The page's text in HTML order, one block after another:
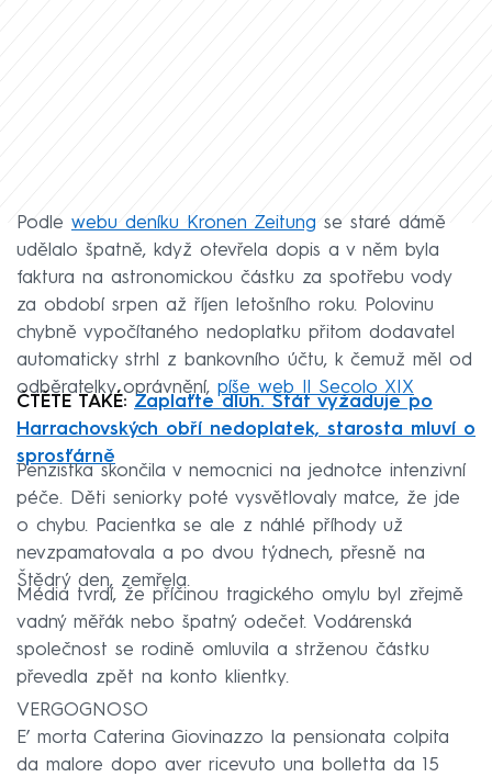
Podle webu deníku Kronen Zeitung se staré dámě
udělalo špatně, když otevřela dopis a v něm byla
faktura na astronomickou částku za spotřebu vody
za období srpen až říjen letošního roku. Polovinu
chybně vypočítaného nedoplatku přitom dodavatel
automaticky strhl z bankovního účtu, k čemuž měl od
odběratelky oprávnění, píše web Il Secolo XIX
ČTĚTE TAKÉ: Zaplaťte dluh. Stát vyžaduje po
Harrachovských obří nedoplatek, starosta mluví o
sprosťárně
Penzistka skončila v nemocnici na jednotce intenzivní
péče. Děti seniorky poté vysvětlovaly matce, že jde
o chybu. Pacientka se ale z náhlé příhody už
nevzpamatovala a po dvou týdnech, přesně na
Štědrý den, zemřela.
Média tvrdí, že příčinou tragického omylu byl zřejmě
vadný měřák nebo špatný odečet. Vodárenská
společnost se rodině omluvila a strženou částku
převedla zpět na konto klientky.
VERGOGNOSO
E’ morta Caterina Giovinazzo la pensionata colpita
da malore dopo aver ricevuto una bolletta da 15